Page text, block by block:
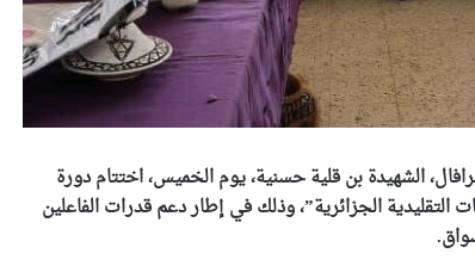
الشهيدة بن قلية حسنية، يوم الخميس، اختتام دورة
الجزائرية”، وذلك في إطار دعم قدرات الفاعلين